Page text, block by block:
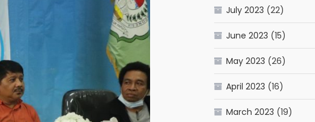
July 2023 (22)
June 2023 (15)
May 2023 (26)
April 2023 (16)
March 2023 (19)